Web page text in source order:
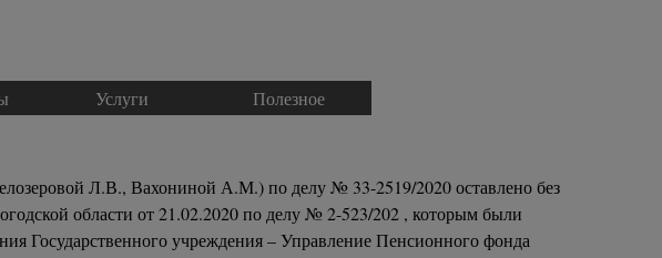
▼
Услуги ▼
Полезное
Л.В., Вахониной А.М.) по делу № 33-2519/2020 оставлено без
области от 21.02.2020 по делу № 2-523/202 , которым были
Государственного учреждения – Управление Пенсионного фонда